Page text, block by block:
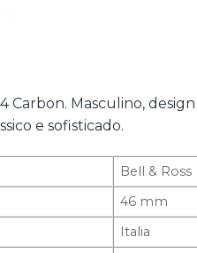
Carbon. Masculino,
e sofisticado.
Bell & Ross
46 mm
Italia